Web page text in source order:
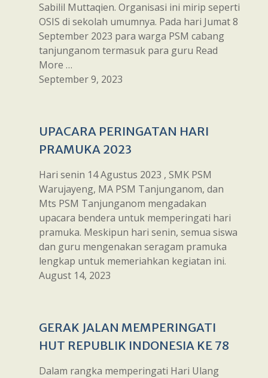
Sabilil Muttaqien. Organisasi ini mirip seperti
OSIS di sekolah umumnya. Pada hari Jumat 8
September 2023 para warga PSM cabang
tanjunganom termasuk para guru Read
More …
September 9, 2023
UPACARA PERINGATAN HARI
PRAMUKA 2023
Hari senin 14 Agustus 2023 , SMK PSM
Warujayeng, MA PSM Tanjunganom, dan
Mts PSM Tanjunganom mengadakan
upacara bendera untuk memperingati hari
pramuka. Meskipun hari senin, semua siswa
dan guru mengenakan seragam pramuka
lengkap untuk memeriahkan kegiatan ini.
August 14, 2023
GERAK JALAN MEMPERINGATI
HUT REPUBLIK INDONESIA KE 78
Dalam rangka memperingati Hari Ulang